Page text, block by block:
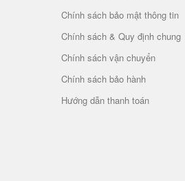
Chính sách bảo mật thông tin
Chính sách & Quy định chung
Chính sách vận chuyển
Chính sách bảo hành
Hướng dẫn thanh toán